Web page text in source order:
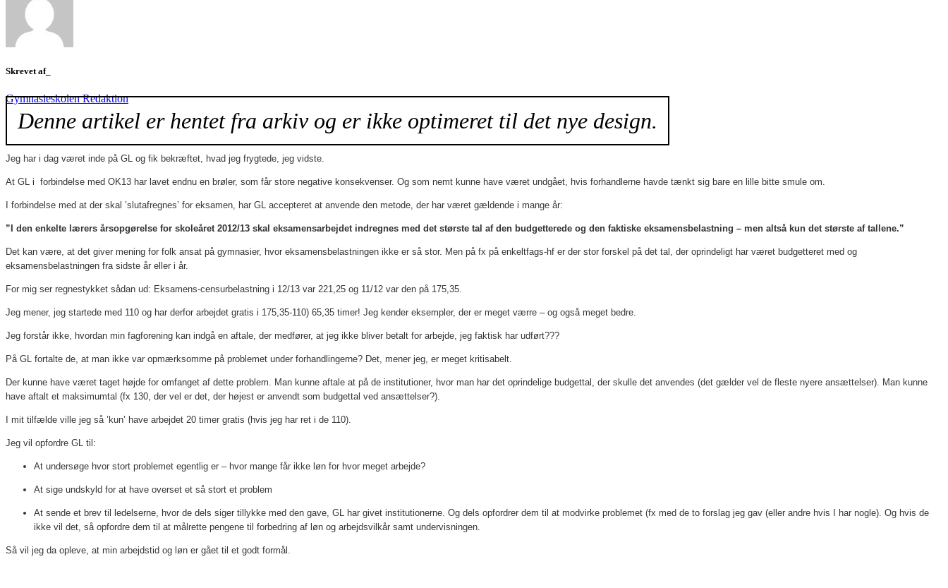
Skrevet af_
Gymnasieskolen Redaktion
Denne artikel er hentet fra arkiv og er ikke optimeret til det nye design.
Jeg har i dag været inde på GL og fik bekræftet, hvad jeg frygtede, jeg vidste.
At GL i forbindelse med OK13 har lavet endnu en brøler, som får store negative konsekvenser. Og som nemt kunne have været undgået, hvis forhandlerne havde tænkt sig bare en lille bitte smule om.
I forbindelse med at der skal ’slutafregnes’ for eksamen, har GL accepteret at anvende den metode, der har været gældende i mange år:
”I den enkelte lærers årsopgørelse for skoleåret 2012/13 skal eksamensarbejdet indregnes med det største tal af den budgetterede og den faktiske eksamensbelastning – men altså kun det største af tallene.”
Det kan være, at det giver mening for folk ansat på gymnasier, hvor eksamensbelastningen ikke er så stor. Men på fx på enkeltfags-hf er der stor forskel på det tal, der oprindeligt har været budgetteret med og
eksamensbelastningen fra sidste år eller i år.
For mig ser regnestykket sådan ud: Eksamens-censurbelastning i 12/13 var 221,25 og 11/12 var den på 175,35.
Jeg mener, jeg startede med 110 og har derfor arbejdet gratis i 175,35-110) 65,35 timer! Jeg kender eksempler, der er meget værre – og også meget bedre.
Jeg forstår ikke, hvordan min fagforening kan indgå en aftale, der medfører, at jeg ikke bliver betalt for arbejde, jeg faktisk har udført???
På GL fortalte de, at man ikke var opmærksomme på problemet under forhandlingerne? Det, mener jeg, er meget kritisabelt.
Der kunne have været taget højde for omfanget af dette problem. Man kunne aftale at på de institutioner, hvor man har det oprindelige budgettal, der skulle det anvendes (det gælder vel de fleste nyere ansættelser). Man kunne
have aftalt et maksimumtal (fx 130, der vel er det, der højest er anvendt som budgettal ved ansættelser?).
I mit tilfælde ville jeg så ’kun’ have arbejdet 20 timer gratis (hvis jeg har ret i de 110).
Jeg vil opfordre GL til:
At undersøge hvor stort problemet egentlig er – hvor mange får ikke løn for hvor meget arbejde?
At sige undskyld for at have overset et så stort et problem
At sende et brev til ledelserne, hvor de dels siger tillykke med den gave, GL har givet institutionerne. Og dels opfordrer dem til at modvirke problemet (fx med de to forslag jeg gav (eller andre hvis I har nogle). Og hvis de
ikke vil det, så opfordre dem til at målrette pengene til forbedring af løn og arbejdsvilkår samt undervisningen.
Så vil jeg da opleve, at min arbejdstid og løn er gået til et godt formål.